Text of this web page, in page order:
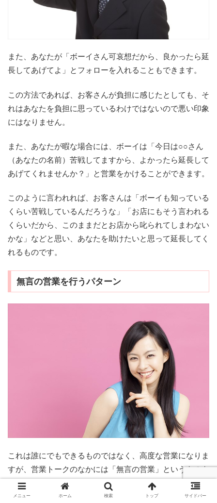
また、あなたが「ボーイさん可哀想だから、良かったら延
長してあげてよ」とフォローを入れることもできます。
この方法であれば、お客さんが負担に感じたとしても、そ
れはあなたを負担に思っているわけではないので悪い印象
にはなりません。
また、あなたが暇な場合には、ボーイは「今日は○○さん
（あなたの名前）苦戦してますから、よかったら延長して
あげてくれませんか？」と営業をかけることができます。
このように言われれば、お客さんは「ボーイも知っている
くらい苦戦しているんだろうな」「お店にもそう言われる
くらいだから、このままだとお店から叱られてしまわない
かな」などと思い、あなたを助けたいと思って延長してく
れるものです。
無言の営業を行うパターン
これは誰にでもできるものではなく、高度な営業になりま
すが、営業トークのなかには「無言の営業」というものも
あります。
メニュー ホーム 検索 トップ サイドバー